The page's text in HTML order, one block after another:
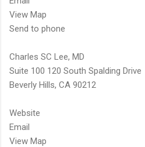
View Map
Send to phone
Charles SC Lee, MD
Suite 100 120 South Spalding Drive
Beverly Hills, CA 90212
Website
Email
View Map